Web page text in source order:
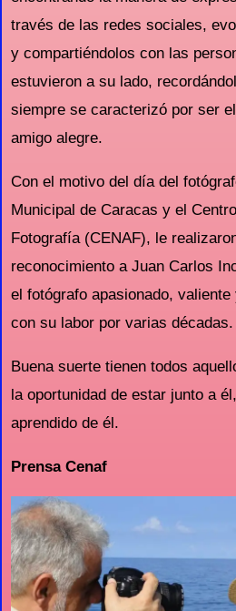
través de las redes sociales,
y compartiéndolos con las
estuvieron a su lado,
siempre se caracterizó por ser
amigo alegre.
Con el motivo del día del
Municipal de Caracas y el
Fotografía (CENAF), le
reconocimiento a Juan Carlos
el fotógrafo apasionado,
con su labor por varias décadas.
Buena suerte tienen todos
la oportunidad de estar junto a
aprendido de él.
Prensa Cenaf